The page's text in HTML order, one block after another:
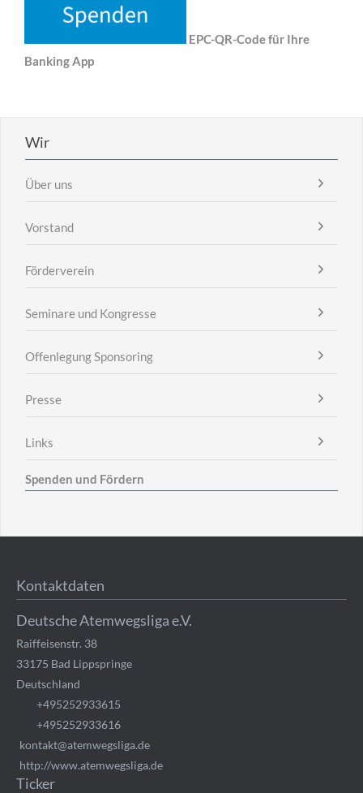
EPC-QR-Code für Ihre
Banking App
Wir
Über uns
Vorstand
Förderverein
Seminare und Kongresse
Offenlegung Sponsoring
Presse
Links
Spenden und Fördern
Kontaktdaten
Deutsche Atemwegsliga e.V.
Raiffeisenstr. 38
33175 Bad Lippspringe
Deutschland
+495252933615
+495252933616
kontakt@atemwegsliga.de
http://www.atemwegsliga.de
Ticker